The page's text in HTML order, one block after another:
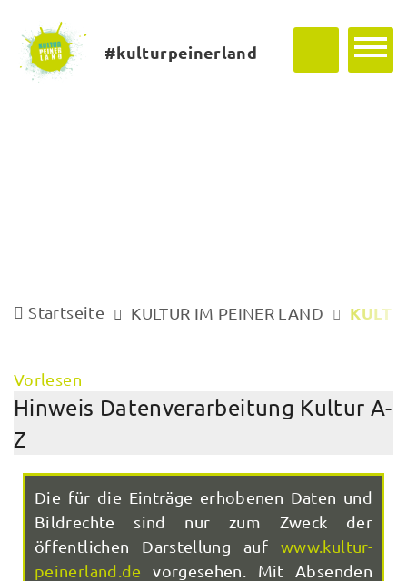
#kulturpeinerland
Startseite KULTUR IM PEINER LAND
Vorlesen
Hinweis Datenverarbeitung Kultur A-
Z
Die für die Einträge erhobenen Daten und
Bildrechte sind nur zum Zweck der
öffentlichen Darstellung aufwww.kultur-
peinerland.de vorgesehen. Mit Absenden